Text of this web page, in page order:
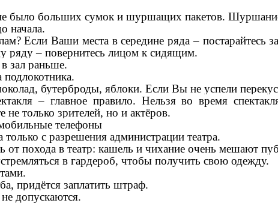
было больших сумок и шуршащих пакетов.
начала.
Если Ваши места в середине ряда –
ряду – повернитесь лицом к сидящим.
зал раньше.
подлокотника.
бутерброды, яблоки. Если Вы не успели
– главное правило. Нельзя во время
не только зрителей, но и актёров.
телефоны
с разрешения администрации театра.
похода в театр: кашель и чихание очень мешают
в гардероб, чтобы получить свою одежду.
придётся заплатить штраф.
допускаются.